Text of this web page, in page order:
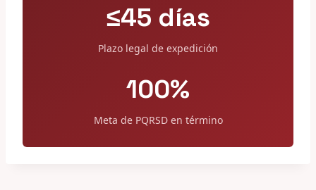
≤45 días
Plazo legal de expedición
100%
Meta de PQRSD en término